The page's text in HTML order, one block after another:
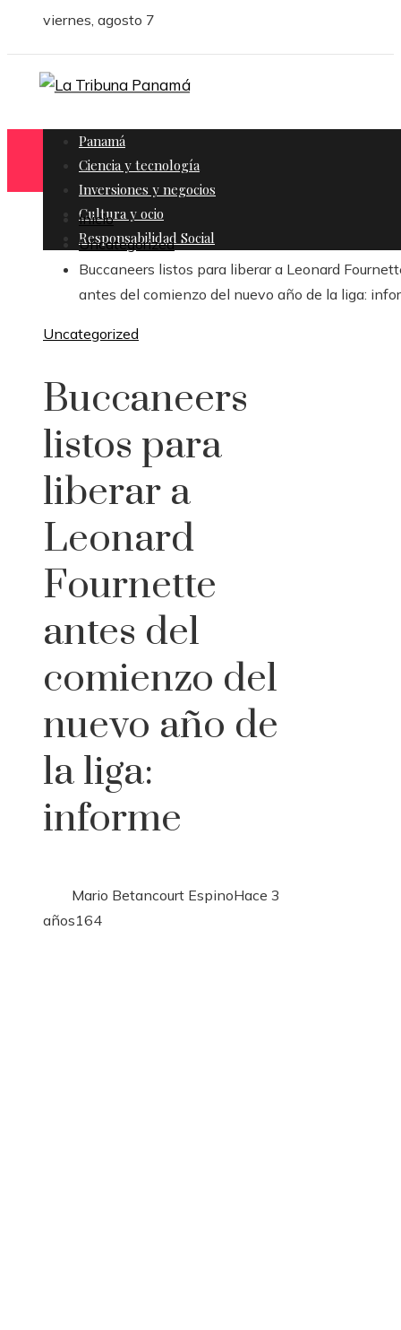
viernes, agosto 7
Panamá
Ciencia y tecnología
Inversiones y negocios
Cultura y ocio
Responsabilidad Social
Inicio
Uncategorized
Buccaneers listos para liberar a Leonard
antes del comienzo del nuevo año de la liga:
Uncategorized
Buccaneers
listos para
liberar a
Leonard
Fournette
antes del
comienzo del
nuevo año de
la liga:
informe
Mario Betancourt EspinoHace 3
años164